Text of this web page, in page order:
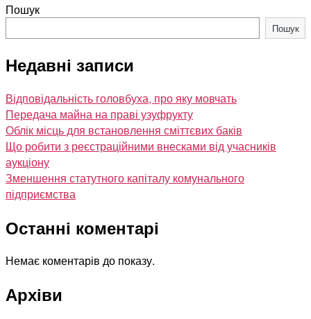
Пошук
Пошук
Недавні записи
Відповідальність головбуха, про яку мовчать
Передача майна на праві узуфрукту
Облік місць для встановлення сміттєвих баків
Що робити з реєстраційними внесками від учасників
аукціону
Зменшення статутного капіталу комунального
підприємства
Останні коментарі
Немає коментарів до показу.
Архіви